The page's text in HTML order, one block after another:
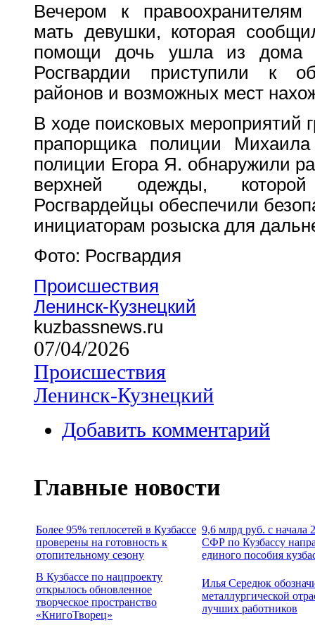
Вечером к правоохранителям
мать девушки, которая
помощи дочь ушла из дома
Росгвардии приступили к
районов и возможных мест
В ходе поисковых мероприятий
прапорщика полиции
полиции Егора Я. обнаружили
верхней одежды,
Росгвардейцы обеспечили
инициаторам розыска для
Фото: Росгвардия
Происшествия
Ленинск-Кузнецкий
kuzbassnews.ru
07/04/2026
Происшествия
Ленинск-Кузнецкий
Добавить комментарий
Главные новости
Более 95% теплосетей в Кузбассе
проверены на готовность к
отопительному сезону
9,6 млрд руб. с начала
СФР по Кузбассу
единого пособия
В Кузбассе по нацпроекту
открылось обновленное
творческое пространство
«КнигоТворец»
Илья Середюк
металлургической
лучших работников